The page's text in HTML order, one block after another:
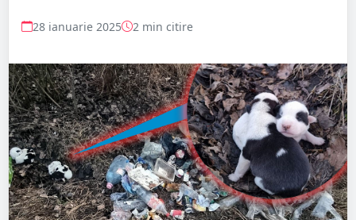
28 ianuarie 2025 2 min citire